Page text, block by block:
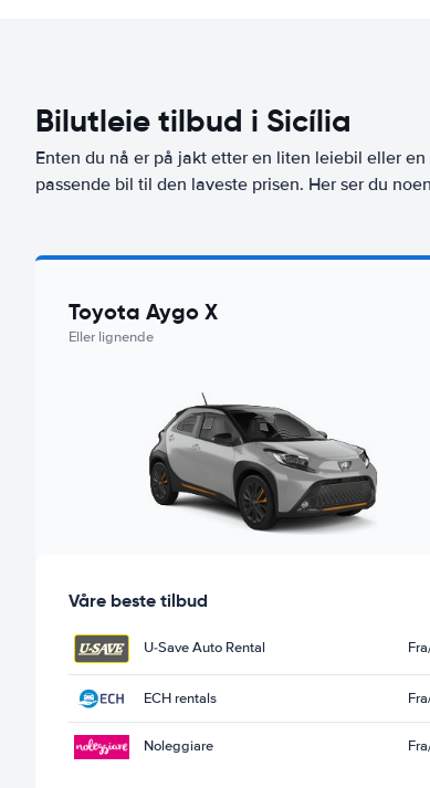
Bilutleie tilbud i Sicília
Enten du nå er på jakt etter en liten leiebil eller
passende bil til den laveste prisen. Her ser du
Toyota Aygo X
Eller lignende
Våre beste tilbud
U-Save Auto Rental Fra
ECH rentals Fra
Noleggiare Fra